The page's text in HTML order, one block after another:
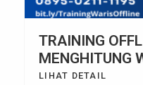
TRAINING
MENGHITUNG
SEHARI
LIHAT DETAIL